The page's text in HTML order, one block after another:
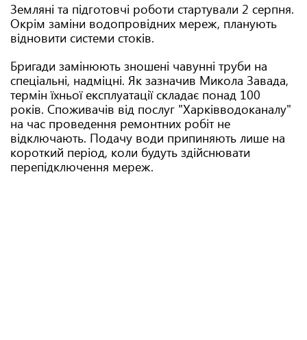
Земляні та підготовчі роботи стартували 2 серпня.
Окрім заміни водопровідних мереж, планують
відновити системи стоків.
Бригади замінюють зношені чавунні труби на
спеціальні, надміцні. Як зазначив Микола Завада,
термін їхньої експлуатації складає понад 100
років. Споживачів від послуг "Харківводоканалу"
на час проведення ремонтних робіт не
відключають. Подачу води припиняють лише на
короткий період, коли будуть здійснювати
перепідключення мереж.